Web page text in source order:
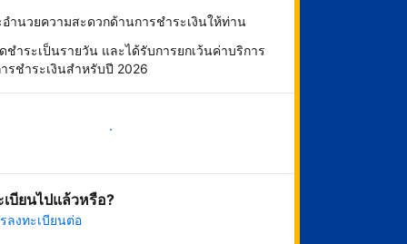
อำนวยความสะดวกด้านการชำระเงินให้ท่าน
ชำระเป็นรายวัน และได้รับการยกเว้นค่าบริการ
รชำระเงินสำหรับปี 2026
เริ่มดำเนินการเลย
เบียนไปแล้วหรือ?
ลงทะเบียนต่อ